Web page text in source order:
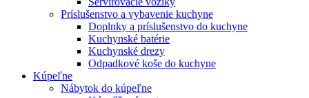
Príslušenstvo a vybavenie kuchyne
Doplnky a príslušenstvo do kuchyne
Kuchynské batérie
Kuchynské drezy
Odpadkové koše do kuchyne
Kúpeľne
Nábytok do kúpeľne